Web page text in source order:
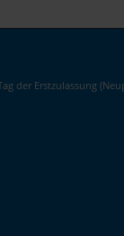
der Erstzulassung